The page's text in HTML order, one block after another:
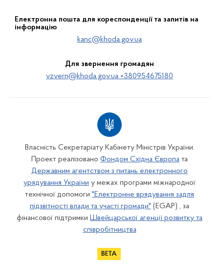
Електронна пошта для кореспонденції та запитів на
інформацію
kanc@khoda.gov.ua
Для звернення громадян
vzvern@khoda.gov.ua +380954675180
Власність Секретаріату Кабінету Міністрів України.
Проект реалізовано Фондом Східна Європа та
Державним агентством з питань електронного
урядування України у межах програми міжнародної
технічної допомоги "Електронне врядування задля
підзвітності влади та участі громади" (EGAP) , за
фінансової підтримки Швейцарської агенції розвитку та
співробітництва